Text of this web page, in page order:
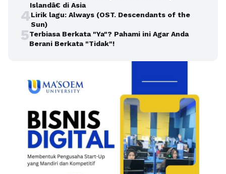
Islandâ€ di Asia
4Lirik lagu: Always (OST. Descendants of the
Sun)
5Terbiasa Berkata "Ya"? Pahami ini Agar Anda
Berani Berkata "Tidak"!